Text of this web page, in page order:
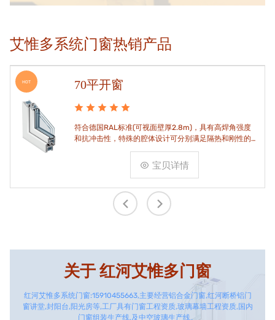
艾惟多系统门窗热销产品
HOT 70平开窗
符合德国RAL标准(可视面壁厚2.8m)，具有高焊角强度
和抗冲击性，特殊的腔体设计可分别满足隔热和刚性的
宝贝详情
关于红河艾惟多门窗
红河艾惟多系统门窗:15910455663,主要经营铝合金门窗,红河断桥铝门
窗讲堂,封阳台,阳光房等,工厂具有门窗工程资质,玻璃幕墙工程资质,国内
门窗组装生产线,及中空玻璃生产线。